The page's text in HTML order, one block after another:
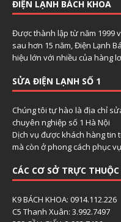
ĐIỆN LẠNH BÁCH KHOA
Được thành lập từ năm 1999
sau hơn 15 năm, Điện Lạnh
hiệu lớn với nhiều của hàng
SỬA ĐIỆN LẠNH SỐ 1
Chúng tôi tự hào là địa chỉ
chuyên nghiệp số 1 Hà Nội
Dịch vụ được khách hàng tin
mà còn ở phong cách phục
CÁC CƠ SỞ TRỰC THUỘC
K9 BÁCH KHOA: 0914.112.226
C5 Thanh Xuân: 3.992.7497